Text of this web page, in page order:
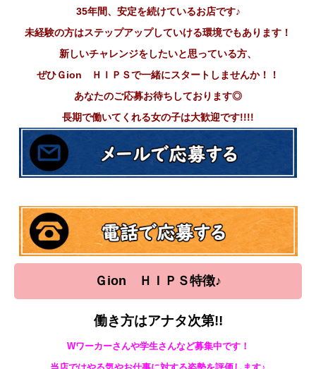
35年間、安定を続けているお店です♪
未経験の方はステップアップしていける環境でもあります！
新しいチャレンジをしたいと思っている方、
ぜひＧion ＨＩＰＳで一緒にスタートしませんか！！
あなたのご応募お待ちしております◎
長期で働いてくれる女の子は大歓迎です!!!!
Ｇion ＨＩＰＳ特徴♪
働き方はアナタ次第!!
Wワーカーさんや学生さんなど募集中です！